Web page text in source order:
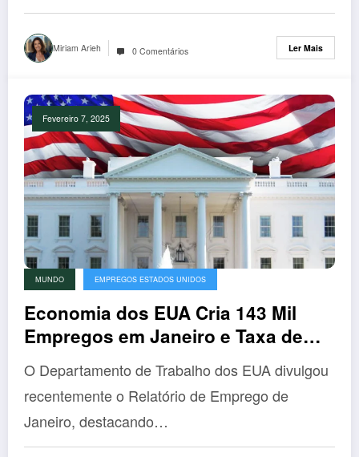
Miriam Arieh 0 Comentários Ler Mais
Fevereiro 7, 2025
MUNDO EMPREGOS ESTADOS UNIDOS
Economia dos EUA Cria 143 Mil
Empregos em Janeiro e Taxa de
Desemprego Cai para 4%
O Departamento de Trabalho dos EUA divulgou
recentemente o Relatório de Emprego de
Janeiro, destacando…